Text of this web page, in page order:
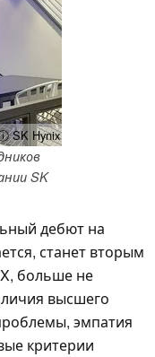
SK Hynix
SK
дебют на
станет вторым
больше не
высшего
эмпатия
критерии